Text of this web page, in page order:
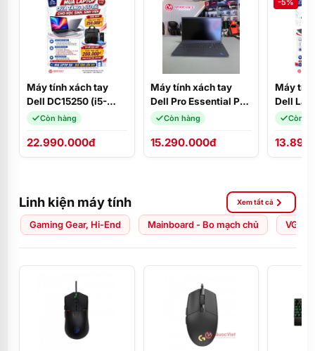
Máy tính xách tay
Dell DC15250 (i5-
1334U/16GD4/512SSD/15.6FHD/120Hz/W11SL+OFFICE_2024/
Còn hàng
22.990.000đ
Máy tính xách tay
Dell Pro Essential PV
15250 (Core i5-
ĐEN/Ubuntu/NK
Còn hàng
15.290.000đ
-5%
Máy
Dell
(i3-
FHD/
Còn
Linh kiện máy tính Xem tất cả
Gaming Gear, Hi-End Mainboard - Bo mạch chủ VGA -